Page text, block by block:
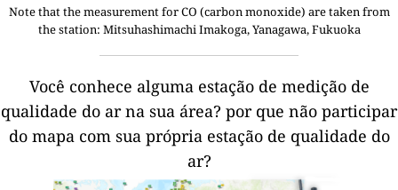
Note that the measurement for CO (carbon monoxide) are taken from
the station: Mitsuhashimachi Imakoga, Yanagawa, Fukuoka
Você conhece alguma estação de medição de
qualidade do ar na sua área? por que não participar
do mapa com sua própria estação de qualidade do
ar?